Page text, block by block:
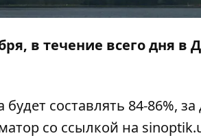
в течение всего дня в
составлять 84-86%,
со ссылкой на